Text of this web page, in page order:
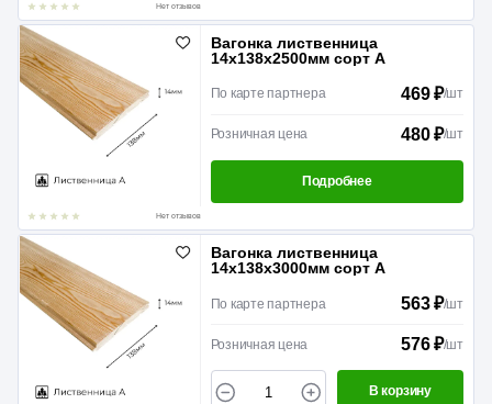
Нет отзывов
Нет отзывов
Вагонка лиственница
14х138х2500мм сорт А
По карте партнера 469 ₽/шт
Розничная цена 480 ₽/шт
Подробнее
Вагонка лиственница
14х138х3000мм сорт А
По карте партнера 563 ₽/шт
Розничная цена 576 ₽/шт
В корзину